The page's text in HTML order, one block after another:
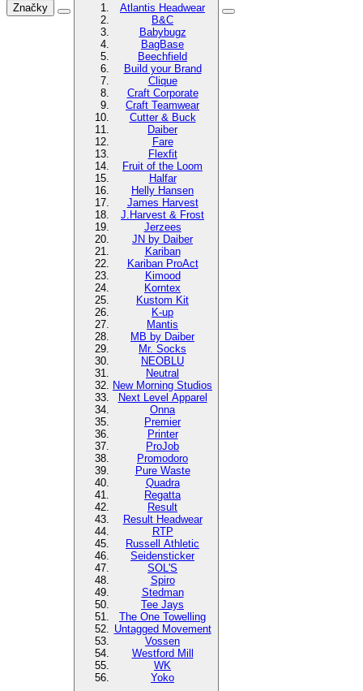
Značky
Atlantis Headwear
B&C
Babybugz
BagBase
Beechfield
Build your Brand
Clique
Craft Corporate
Craft Teamwear
Cutter & Buck
Daiber
Fare
Flexfit
Fruit of the Loom
Halfar
Helly Hansen
James Harvest
J.Harvest & Frost
Jerzees
JN by Daiber
Kariban
Kariban ProAct
Kimood
Korntex
Kustom Kit
K-up
Mantis
MB by Daiber
Mr. Socks
NEOBLU
Neutral
New Morning Studios
Next Level Apparel
Onna
Premier
Printer
ProJob
Promodoro
Pure Waste
Quadra
Regatta
Result
Result Headwear
RTP
Russell Athletic
Seidensticker
SOL'S
Spiro
Stedman
Tee Jays
The One Towelling
Untagged Movement
Vossen
Westford Mill
WK
Yoko